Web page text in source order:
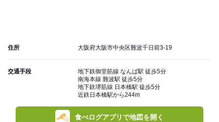
住所 大阪府大阪市中央区難波千日前3-19
交通手段
地下鉄御堂筋線 なんば駅 徒歩5分
南海本線 難波駅 徒歩5分
地下鉄堺筋線 日本橋駅 徒歩5分
近鉄日本橋駅から244m
食べログアプリで地図を開く